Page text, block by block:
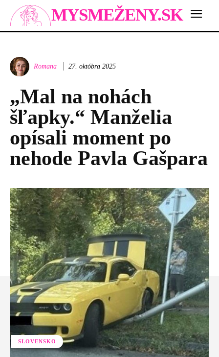
MYSMEŽENY.SK
Romana 27. októbra 2025
„Mal na nohách
šľapky.“ Manželia
opísali moment po
nehode Pavla Gašpara
SLOVENSKO